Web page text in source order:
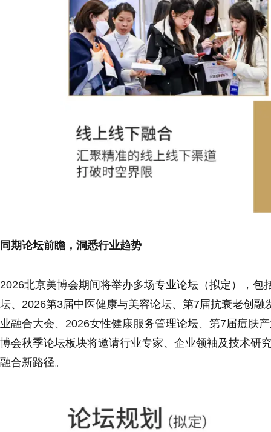
同期论坛前瞻，洞悉行业趋势
2026北京美博会期间将举办多场专业论坛（拟定），
坛、2026第3届中医健康与美容论坛、第7届抗衰老创
业融合大会、2026女性健康服务管理论坛、第7届痘肤
博会秋季论坛板块将邀请行业专家、企业领袖及技术研
融合新路径。